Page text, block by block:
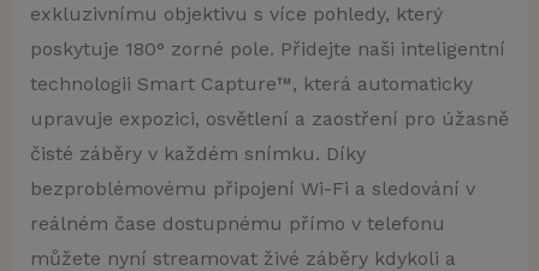
exkluzivnímu objektivu s více pohledy, který
poskytuje 180° zorné pole. Přidejte naši inteligentní
technologii Smart Capture™, která automaticky
upravuje expozici, osvětlení a zaostření pro úžasně
čisté záběry v každém snímku. Díky
bezproblémovému připojení Wi-Fi a sledování v
reálném čase dostupnému přímo v telefonu
můžete nyní streamovat živé záběry kdykoli a